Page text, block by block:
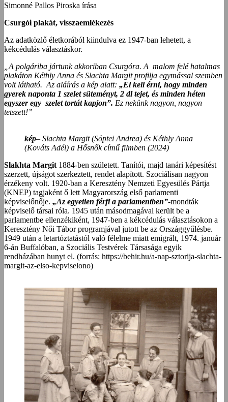
Simonné Pallos Piroska írása
Csurgói plakát, visszaemlékezés
Az adatközlő életkorából kiindulva ez 1947-ban lehetett, a
kékcédulás választáskor.
„A polgáriba jártunk akkoriban Csurgóra. A malom felé hatalmas
plakáton Kéthly Anna és Slachta Margit profilja egymással szemben
volt látható. Az aláírás a kép alatt: „El kell érni, hogy minden
gyerek naponta 1 szelet süteményt, 2 dl tejet, és minden héten
egyszer egy szelet tortát kapjon”. Ez nekünk nagyon, nagyon
tetszett!”
kép– Slachta Margit (Söptei Andrea) és Kéthly Anna
(Kováts Adél) a Hősnők című filmben (2024)
Slakhta Margit 1884-ben született. Tanítói, majd tanári képesítést
szerzett, újságot szerkeztett, rendet alapított. Szociálisan nagyon
érzékeny volt. 1920-ban a Keresztény Nemzeti Egyesülés Pártja
(KNEP) tagjaként ő lett Magyarország első parlamenti
képviselőnője. „Az egyetlen férfi a parlamentben”-mondták
képviselő társai róla. 1945 után másodmagával került be a
parlamentbe ellenzékiként, 1947-ben a kékcédulás választásokon a
Keresztény Női Tábor programjával jutott be az Országgyűlésbe.
1949 után a letartóztatástól való félelme miatt emigrált, 1974. január
6-án Buffalóban, a Szociális Testvérek Társasága egyik
rendházában hunyt el. (forrás: https://behir.hu/a-nap-sztorija-slachta-
margit-az-elso-kepviselono)